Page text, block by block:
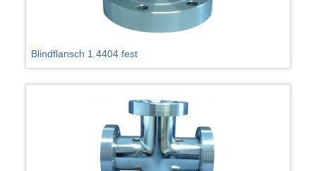
Blindflansch 1.4404 fest